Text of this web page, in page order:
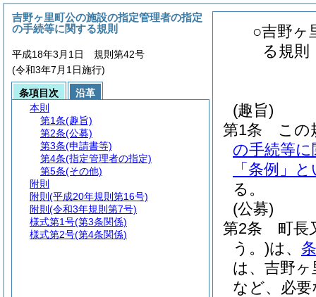
○吉野ヶ
る規則
(趣旨)
第1条
この
の手続等
「条例」
る。
(公募)
第2条
町長
う。)は、
は、吉野
など、必
吉野ヶ里町公の施設の指定管理者の指定
の手続等に関する規則
平成18年3月1日 規則第42号
(令和3年7月1日施行)
条項目次
沿革
本則
第1条(趣旨)
第2条(公募)
第3条(申請書等)
第4条(指定管理者の指定)
第5条(その他)
附則
附則 (平成20年規則第16号)
附則 (令和3年規則第7号)
様式第1号(第3条関係)
様式第2号(第4条関係)